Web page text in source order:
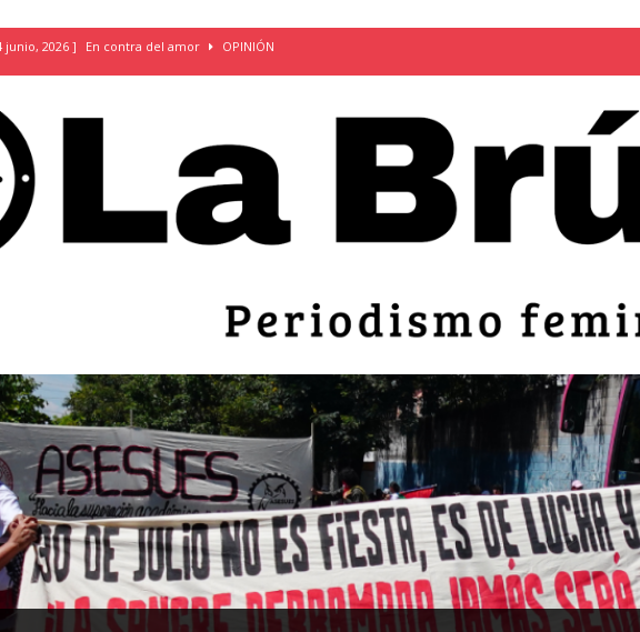
junio, 2026 ] En contra del amor OPINIÓN
febrero, 2026 ] Cuando la prevención de embarazos en niñas y adolescentes desaparece del territorio
julio, 2026 ] Estudiantes conmemoran el 51 aniversario de la masacre de 1975 y denuncian el
Piden mantener la libertad provisional de Sandra Leticia Hernández: víctima del régimen de
julio, 2026 ] ARENA y FMLN apuestan por mujeres en sus fórmulas presidenciales para 2027
julio, 2026 ] A María Hildaura le falló el Estado OPINIÓN
julio, 2026 ] Más allá de los casos: cómo entender el VIH en El Salvador ACTUALIDAD